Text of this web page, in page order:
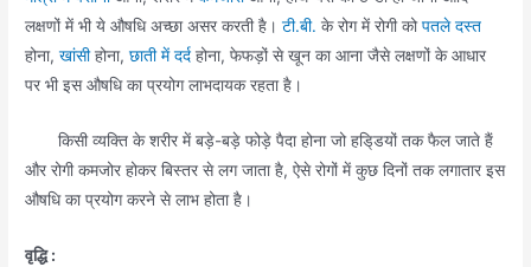
लक्षणों में भी ये औषधि अच्छा असर करती है।टी.बी. के रोग में रोगी कोपतले दस्त
होना,खांसीहोना,छाती में दर् द होना, फेफड़ों से खून का आना जैसे लक्षणों के आधार
पर भी इस औषधि का प्रयोग लाभदायक रहता है।
किसी व्यक्ति के शरीर में बड़े-बड़े फोड़े पैदा होना जो हडि्डयों तक फैल जाते हैं
और रोगी कमजोर होकर बिस्तर से लग जाता है, ऐसे रोगों में कुछ दिनों तक लगातार इस
औषधि का प्रयोग करने से लाभ होता है।
वृद्धि :